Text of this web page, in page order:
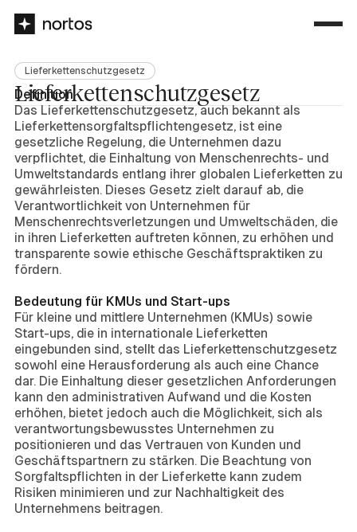
Lieferkettenschutzgesetz
Lieferkettenschutzgesetz
Definition
Das Lieferkettenschutzgesetz, auch bekannt als
Lieferkettensorgfaltspflichtengesetz, ist eine
gesetzliche Regelung, die Unternehmen dazu
verpflichtet, die Einhaltung von Menschenrechts- und
Umweltstandards entlang ihrer globalen Lieferketten zu
gewährleisten. Dieses Gesetz zielt darauf ab, die
Verantwortlichkeit von Unternehmen für
Menschenrechtsverletzungen und Umweltschäden, die
in ihren Lieferketten auftreten können, zu erhöhen und
transparente sowie ethische Geschäftspraktiken zu
fördern.
Bedeutung für KMUs und Start-ups
Für kleine und mittlere Unternehmen (KMUs) sowie
Start-ups, die in internationale Lieferketten
eingebunden sind, stellt das Lieferkettenschutzgesetz
sowohl eine Herausforderung als auch eine Chance
dar. Die Einhaltung dieser gesetzlichen Anforderungen
kann den administrativen Aufwand und die Kosten
erhöhen, bietet jedoch auch die Möglichkeit, sich als
verantwortungsbewusstes Unternehmen zu
positionieren und das Vertrauen von Kunden und
Geschäftspartnern zu stärken. Die Beachtung von
Sorgfaltspflichten in der Lieferkette kann zudem
Risiken minimieren und zur Nachhaltigkeit des
Unternehmens beitragen.